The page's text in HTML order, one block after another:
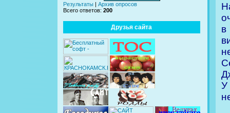
Результаты
Архив опросов
Всего ответов: 200
Друзья сайта
в
У